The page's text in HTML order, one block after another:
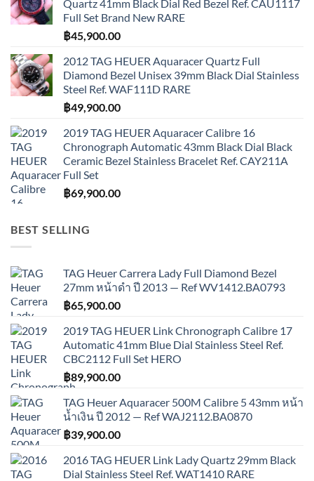
Quartz 41mm Black Dial Red Bezel Ref. CAU1117
Full Set Brand New RARE
฿45,900.00
2012 TAG HEUER Aquaracer Quartz Full
Diamond Bezel Unisex 39mm Black Dial Stainless
Steel Ref. WAF111D RARE
฿49,900.00
2019 TAG HEUER Aquaracer Calibre 16
Chronograph Automatic 43mm Black Dial Black
Ceramic Bezel Stainless Bracelet Ref. CAY211A
Full Set
฿69,900.00
BEST SELLING
TAG Heuer Carrera Lady Full Diamond Bezel
27mm หน้าดำ ปี 2013 — Ref WV1412.BA0793
฿65,900.00
2019 TAG HEUER Link Chronograph Calibre 17
Automatic 41mm Blue Dial Stainless Steel Ref.
CBC2112 Full Set HERO
฿89,900.00
TAG Heuer Aquaracer 500M Calibre 5 43mm หน้า
น้ำเงิน ปี 2012 — Ref WAJ2112.BA0870
฿39,900.00
2016 TAG HEUER Link Lady Quartz 29mm Black
Dial Stainless Steel Ref. WAT1410 RARE